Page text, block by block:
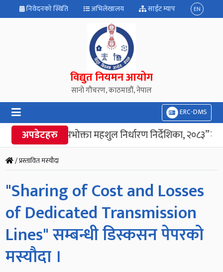
निवेदनको स्थिति अभिलेखालय साईट म्याप EN
विद्युत नियमन आयोग
सानो गौचरण, काठमाडौं, नेपाल
ERC-DMS
अपडेटहरु
“विद्युत उपभोक्ता महशुल निर्धारण निर्देशिका, २०८३”
/ प्रस्तावित मस्यौदा
"Sharing of Cost and Losses
of Dedicated Transmission
Lines" सम्बन्धी डिस्कसन पेपरको
मस्यौदा ।